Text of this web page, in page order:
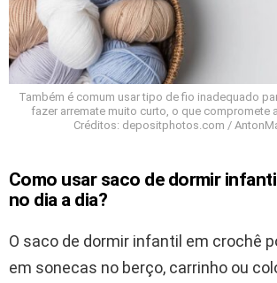
Também é comum usar tipo de fio inadequado
fazer arremate muito curto, o que compromete
Créditos: depositphotos.com /
Como usar saco de dormir
no dia a dia?
O saco de dormir infantil em crochê
em sonecas no berço, carrinho ou